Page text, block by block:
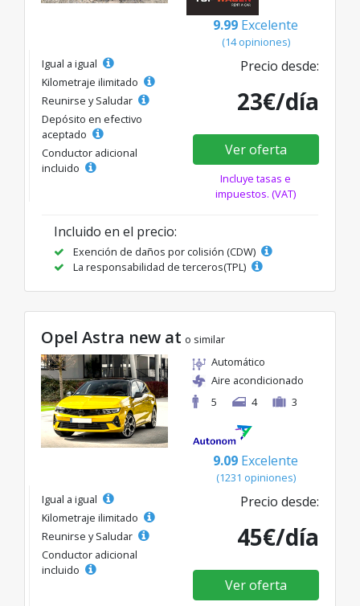
9.99 Excelente
(14 opiniones)
Igual a igual
Kilometraje ilimitado
Reunirse y Saludar
Depósito en efectivo
aceptado
Conductor adicional
incluido
Precio desde:
23€/día
Ver oferta
Incluye tasas e
impuestos. (VAT)
Incluido en el precio:
Exención de daños por colisión (CDW)
La responsabilidad de terceros(TPL)
Opel Astra new at o similar
Automático
Aire acondicionado
5
4 3
9.09 Excelente
(1231 opiniones)
Igual a igual
Kilometraje ilimitado
Reunirse y Saludar
Conductor adicional
incluido
Precio desde:
45€/día
Ver oferta